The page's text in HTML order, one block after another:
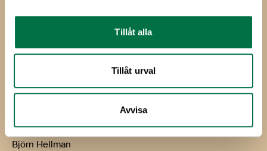
Tillåt alla
Tillåt urval
Avvisa
114 85 Stockholm
Besök: Storgatan 19
Telefon: 08-762 65 00
Björn Hellman